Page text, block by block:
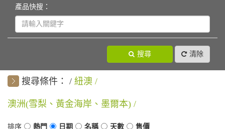
產品快搜：
搜尋 清除
搜尋條件： 紐澳
澳洲(雪梨、黃金海岸、墨爾本)